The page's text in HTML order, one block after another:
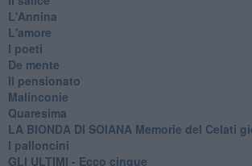
L'Annina
L'amore
I poeti
De mente
Il pensionato
Malinconie
Quaresima
LA BIONDA DI SOIANA Memorie del Celati
I palloncini
GLI ULTIMI - Ecco cinque